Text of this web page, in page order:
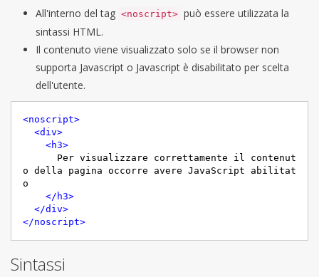
All'interno del tag <noscript> può essere utilizzata la
sintassi HTML.
Il contenuto viene visualizzato solo se il browser non
supporta Javascript o Javascript è disabilitato per scelta
dell'utente.
<noscript>
<div>
<h3>
o della pagina occorre avere JavaScript abilitat
o
</ h3>
</div>
</noscript>
Sintassi